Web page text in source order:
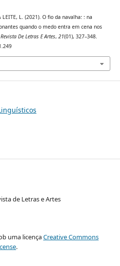
L. (2021). O fio da navalha: : na
quando o medo entra em cena nos
De Letras E Artes, 21(01), 327–348.
de Letras e Artes
uma licençaCreative Commons
.